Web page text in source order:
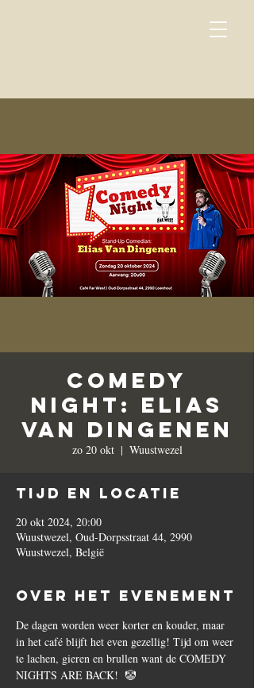
Comedy
Night: Elias
Van Dingenen
zo 20 okt
  |
Wuustwezel
Tijd en locatie
20 okt 2024, 20:00
Wuustwezel, Oud-Dorpsstraat 44, 2990
Wuustwezel, België
Over het evenement
De dagen worden weer korter en kouder, maar
in het café blijft het even gezellig! Tijd om weer
te lachen, gieren en brullen want de COMEDY
NIGHTS ARE BACK!  🤡